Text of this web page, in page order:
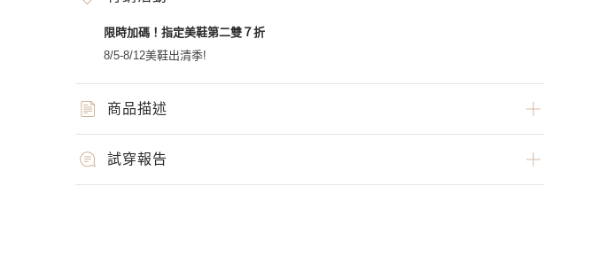
限時加碼！指定美鞋第二雙７折
8/5-8/12美鞋出清季!
商品描述
試穿報告